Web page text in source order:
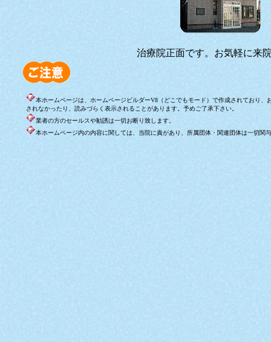
本ホームページは、ホームページビルダーV8（どこでもモード）で作成されており
されなかったり、読みづらく表示されることがあります。予めご了承下さい。
業者の方のセールスや勧誘は一切お断り致します。
本ホームページ内の内容に関しては、当院に責があり、所属団体・関連団体は一切関
治療院正面です。お気軽に来